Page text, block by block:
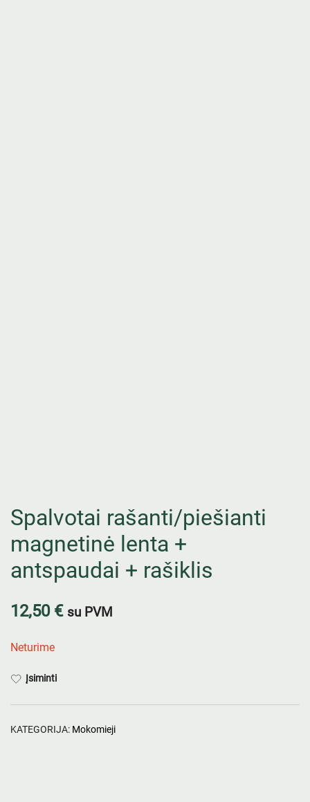
Spalvotai rašanti/piešianti
magnetinė lenta +
antspaudai + rašiklis
12,50 € su PVM
Neturime
Įsiminti
KATEGORIJA: Mokomieji